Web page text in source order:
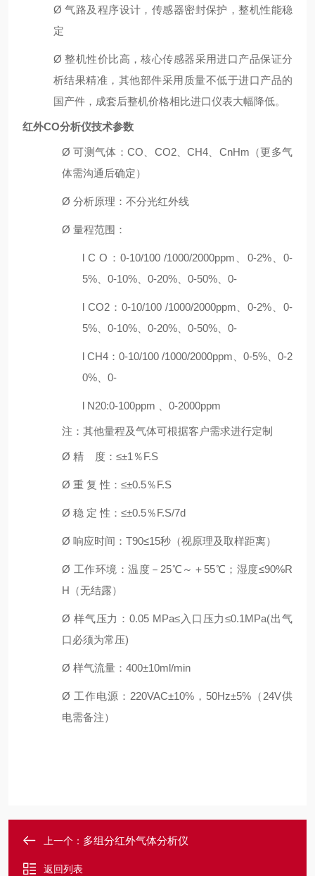
Ø气路及程序设计，传感器密封保护，整机性能稳
定
Ø整机性价比高，核心传感器采用进口产品保证分
析结果精准，其他部件采用质量不低于进口产品的
国产件，成套后整机价格相比进口仪表大幅降低。
红外CO分析仪技术参数
Ø可测气体： CO CO2、CH4 CnHm （更多气
体需沟通后确定）
Ø 分析原理： 不分光红外线
Ø 量程范围：
lC O：0-10/100 /1000/2000ppm、0-2%、0-
5%、0-10%、0-20%、0-50%、0-
l CO2：0-10/100 /1000/2000ppm、0-2%、0-
5%、0-10%、0-20%、0-50%、0-
l CH4：0-10/100 /1000/2000ppm、0-5%、0-2
0%、0-
l N20:0-100ppm 0-2000ppm
注：其他量程及气体可根据客户需求进行定制
Ø 精 度 ： ≤±1％F.S
Ø 重 复 性： ≤±0.5％F.S
Ø 稳 定 性： ≤±0.5％F.S/7d
Ø 响应时间： T90≤15秒 （视原理及取样距离）
Ø 工作环境：温度－ 25℃～＋55℃ ； 湿度≤90%R
H （无结露）
Ø 样气压力：0.05 MPa≤入口压力≤0.1MPa(出气
口必须为常压)
Ø 样气流量： 400±10ml/min
Ø 工作电源： 220VAC±10%，50Hz±5% （ 24V供
电需备注）
上一个： 多组分红外气体分析仪
返回列表